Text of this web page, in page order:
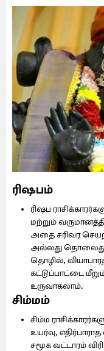
ரிஷபம்
ரிஷப
மற்றும்
அதை சரிவர
அல்லது
தொழில்,
கட்டுப்பாட்டை
உருவாகலாம்.
சிம்மம்
சிம்ம
உயர்வு,
சமூக வட்டாரம்